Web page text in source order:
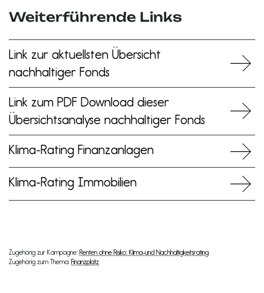
Weiterführende Links
Link zur aktuellsten Übersicht
nachhaltiger Fonds
Link zum PDF Download dieser
Übersichtsanalyse nachhaltiger Fonds
Klima-Rating Finanzanlagen
Klima-Rating Immobilien
Zugehörig zur Kampagne: Renten ohne Risiko: Klima-und Nachhaltigkeitsrating
Zugehörig zum Thema: Finanzplatz